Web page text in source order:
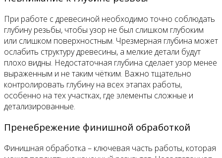
При работе с древесиной необходимо точно соблюдать
глубину резьбы, чтобы узор не был слишком глубоким
или слишком поверхностным. Чрезмерная глубина может
ослабить структуру древесины, а мелкие детали будут
плохо видны. Недостаточная глубина сделает узор менее
выраженным и не таким чётким. Важно тщательно
контролировать глубину на всех этапах работы,
особенно на тех участках, где элементы сложные и
детализированные.
Пренебрежение финишной обработкой
Финишная обработка – ключевая часть работы, которая